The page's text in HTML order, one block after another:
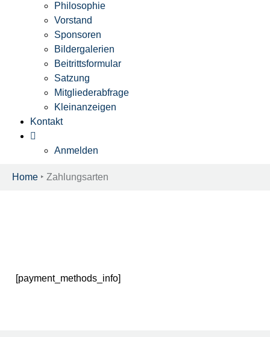
Philosophie
Vorstand
Sponsoren
Bildergalerien
Beitrittsformular
Satzung
Mitgliederabfrage
Kleinanzeigen
Kontakt
Anmelden
Home ‣ Zahlungsarten
[payment_methods_info]